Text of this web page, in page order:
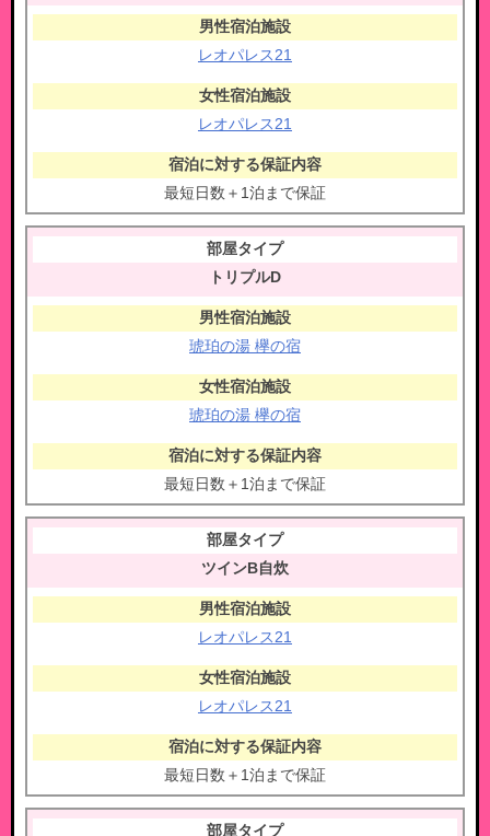
レオパレス21
レオパレス21
最短日数＋1泊まで保証
トリプルD
琥珀の湯 欅の宿
琥珀の湯 欅の宿
最短日数＋1泊まで保証
ツインB自炊
レオパレス21
レオパレス21
最短日数＋1泊まで保証